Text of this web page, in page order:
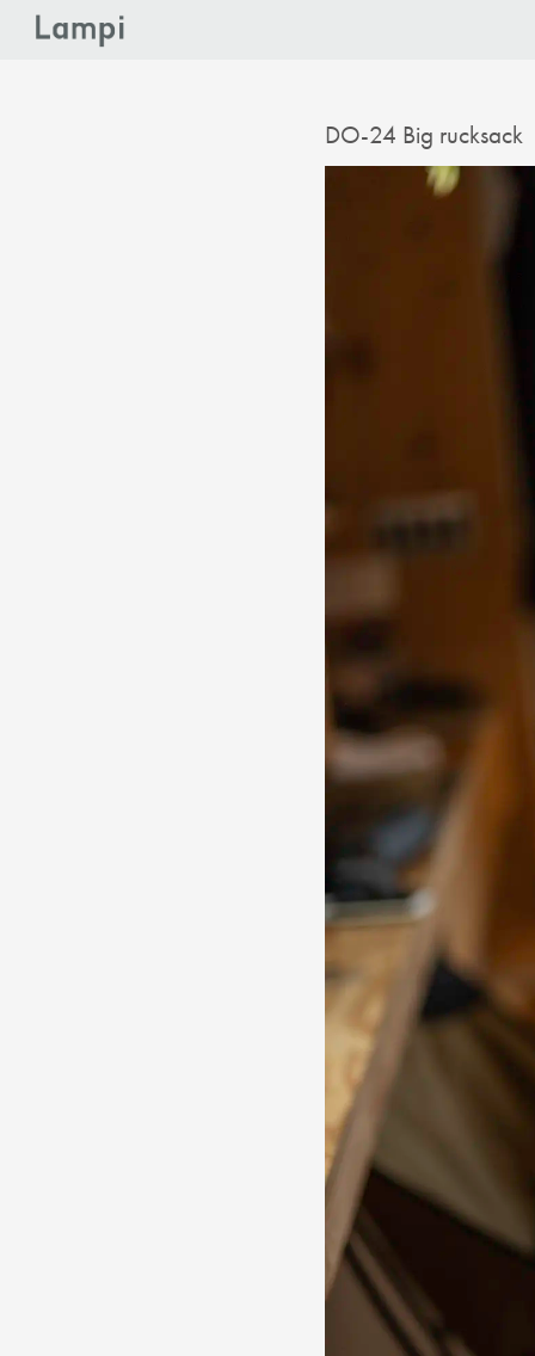
DO-24 Big rucksack